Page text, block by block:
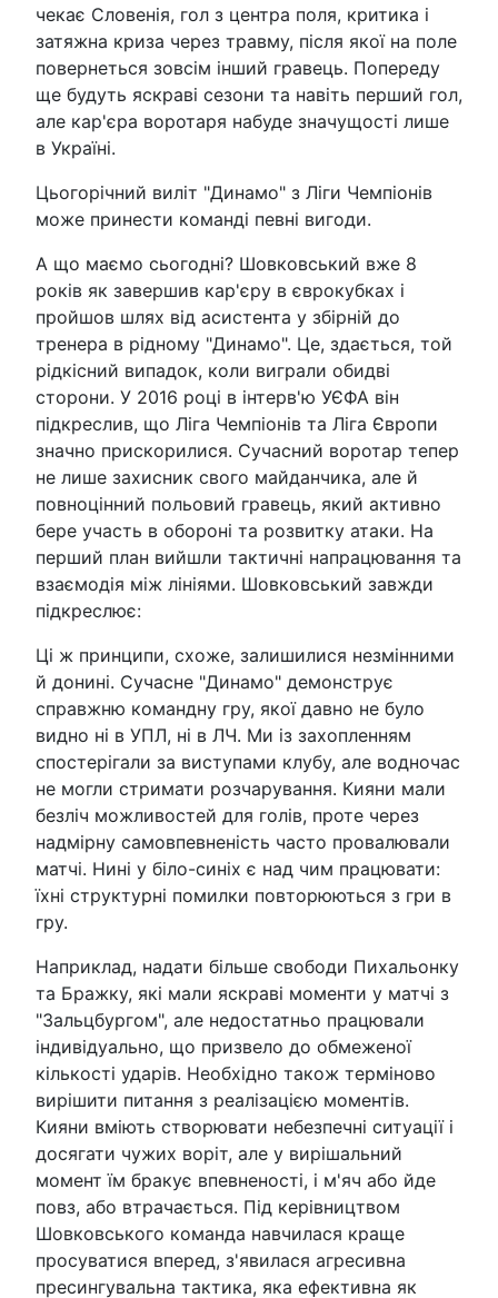
чекає Словенія, гол з центра поля, критика і
затяжна криза через травму, після якої на поле
повернеться зовсім інший гравець. Попереду
ще будуть яскраві сезони та навіть перший гол,
але кар'єра воротаря набуде значущості лише
в Україні.
Цьогорічний виліт "Динамо" з Ліги Чемпіонів
може принести команді певні вигоди.
А що маємо сьогодні? Шовковський вже 8
років як завершив кар'єру в єврокубках і
пройшов шлях від асистента у збірній до
тренера в рідному "Динамо". Це, здається, той
рідкісний випадок, коли виграли обидві
сторони. У 2016 році в інтерв'ю УЄФА він
підкреслив, що Ліга Чемпіонів та Ліга Європи
значно прискорилися. Сучасний воротар тепер
не лише захисник свого майданчика, але й
повноцінний польовий гравець, який активно
бере участь в обороні та розвитку атаки. На
перший план вийшли тактичні напрацювання та
взаємодія між лініями. Шовковський завжди
підкреслює:
Ці ж принципи, схоже, залишилися незмінними
й донині. Сучасне "Динамо" демонструє
справжню командну гру, якої давно не було
видно ні в УПЛ, ні в ЛЧ. Ми із захопленням
спостерігали за виступами клубу, але водночас
не могли стримати розчарування. Кияни мали
безліч можливостей для голів, проте через
надмірну самовпевненість часто провалювали
матчі. Нині у біло-синіх є над чим працювати:
їхні структурні помилки повторюються з гри в
гру.
Наприклад, надати більше свободи Пихальонку
та Бражку, які мали яскраві моменти у матчі з
"Зальцбургом", але недостатньо працювали
індивідуально, що призвело до обмеженої
кількості ударів. Необхідно також терміново
вирішити питання з реалізацією моментів.
Кияни вміють створювати небезпечні ситуації і
досягати чужих воріт, але у вирішальний
момент їм бракує впевненості, і м'яч або йде
повз, або втрачається. Під керівництвом
Шовковського команда навчилася краще
просуватися вперед, з'явилася агресивна
пресингувальна тактика, яка ефективна як